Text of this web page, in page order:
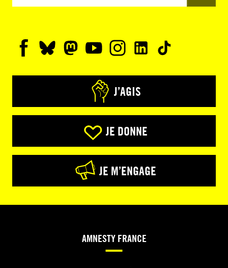
J’AGIS
JE DONNE
JE M’ENGAGE
AMNESTY FRANCE